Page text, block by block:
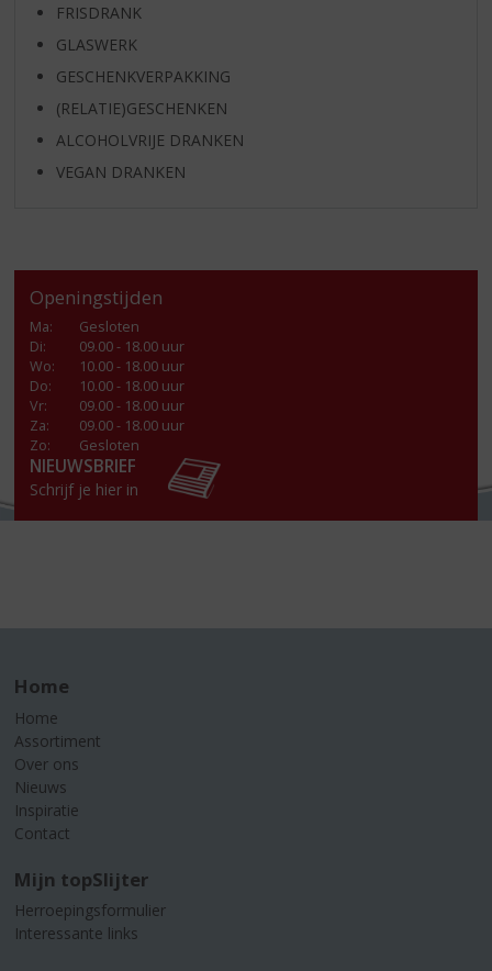
FRISDRANK
GLASWERK
GESCHENKVERPAKKING
(RELATIE)GESCHENKEN
ALCOHOLVRIJE DRANKEN
VEGAN DRANKEN
Openingstijden
Ma:
Gesloten
Di:
09.00 - 18.00 uur
Wo:
10.00 - 18.00 uur
Do:
10.00 - 18.00 uur
Vr:
09.00 - 18.00 uur
Za:
09.00 - 18.00 uur
Zo:
Gesloten
NIEUWSBRIEF
Schrijf je hier in
Home
Home
Assortiment
Over ons
Nieuws
Inspiratie
Contact
Mijn topSlijter
Herroepingsformulier
Interessante links